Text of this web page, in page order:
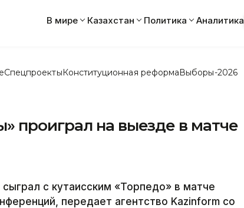
В мире Казахстан Политика Аналитика
СпецпроектыКонституционная реформаВыборы-2026
проиграл на выезде в матче
с кутаисским «Торпедо» в матче
передает агентство Kazinform со